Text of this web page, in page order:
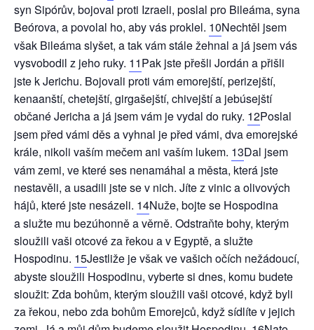
syn Sipórův, bojoval proti Izraeli, poslal pro Bileáma, syna
Beórova, a povolal ho, aby vás proklel. 10Nechtěl jsem
však Bileáma slyšet, a tak vám stále žehnal a já jsem vás
vysvobodil z jeho ruky. 11Pak jste přešli Jordán a přišli
jste k Jerichu. Bojovali proti vám emorejští, perizejští,
kenaanští, chetejští, girgašejští, chivejští a jebúsejští
občané Jericha a já jsem vám je vydal do ruky. 12Poslal
jsem před vámi děs a vyhnal je před vámi, dva emorejské
krále, nikoli vaším mečem ani vaším lukem. 13Dal jsem
vám zemi, ve které ses nenamáhal a města, která jste
nestavěli, a usadili jste se v nich. Jíte z vinic a olivových
hájů, které jste nesázeli. 14Nuže, bojte se Hospodina
a služte mu bezúhonně a věrně. Odstraňte bohy, kterým
sloužili vaši otcové za řekou a v Egyptě, a služte
Hospodinu. 15Jestliže je však ve vašich očích nežádoucí,
abyste sloužili Hospodinu, vyberte si dnes, komu budete
sloužit: Zda bohům, kterým sloužili vaši otcové, když byli
za řekou, nebo zda bohům Emorejců, když sídlíte v jejich